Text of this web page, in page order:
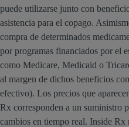
puede utilizarse junto con
asistencia para el copago.
compra de determinados
por programas financiados por el
como Medicare, Medicaid o
al margen de dichos beneficios
efectivo). Los precios que
Rx corresponden a un suministro
cambios en tiempo real. Inside